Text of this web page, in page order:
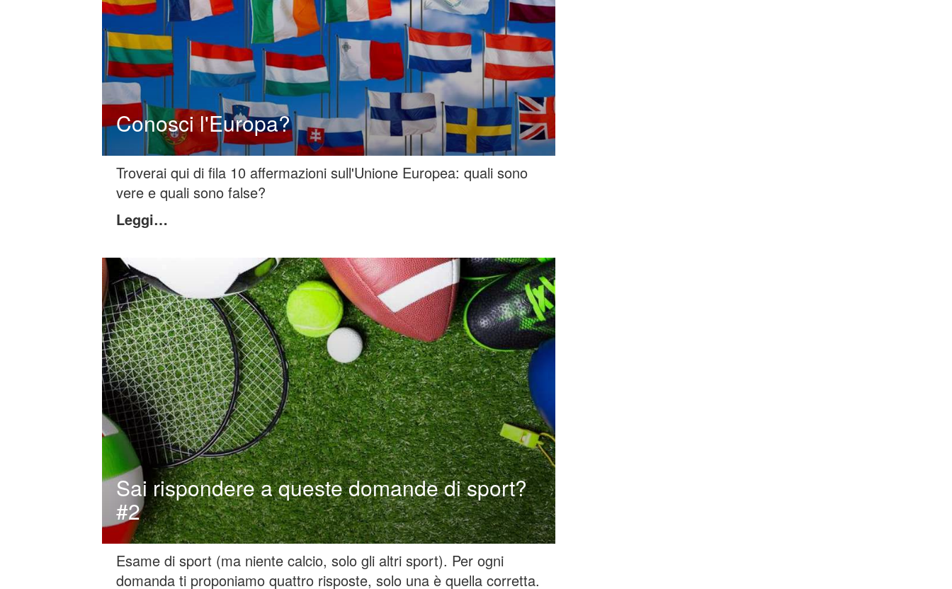
Conosci l'Europa?
Troverai qui di fila 10 affermazioni sull'Unione Europea: quali sono
vere e quali sono false?
Leggi…
Sai rispondere a queste domande di sport?
#2
Esame di sport (ma niente calcio, solo gli altri sport). Per ogni
domanda ti proponiamo quattro risposte, solo una è quella corretta.